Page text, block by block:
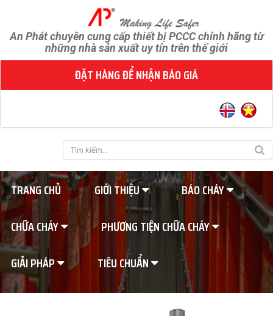
An Phát chuyên cung cấp thiết bị PCCC chính hãng từ
những nhà sản xuất uy tín trên thế giới
ĐẶT HÀNG ĐỂ NHẬN BÁO GIÁ
TRANG CHỦ GIỚI THIỆU
BÁO CHÁY
CHỮA CHÁY
PHƯƠNG TIỆN CHỮA CHÁY
GIẢI PHÁP
TIÊU CHUẨN